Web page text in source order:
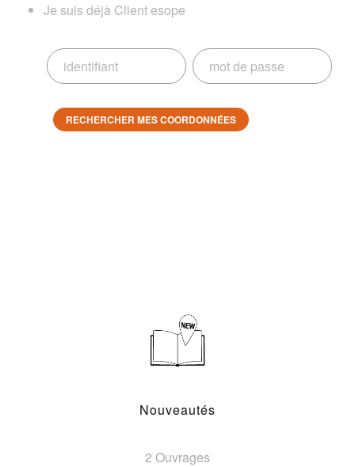
Je suis déjà Client esope
RECHERCHER MES COORDONNÉES
Nouveautés
2 Ouvrages